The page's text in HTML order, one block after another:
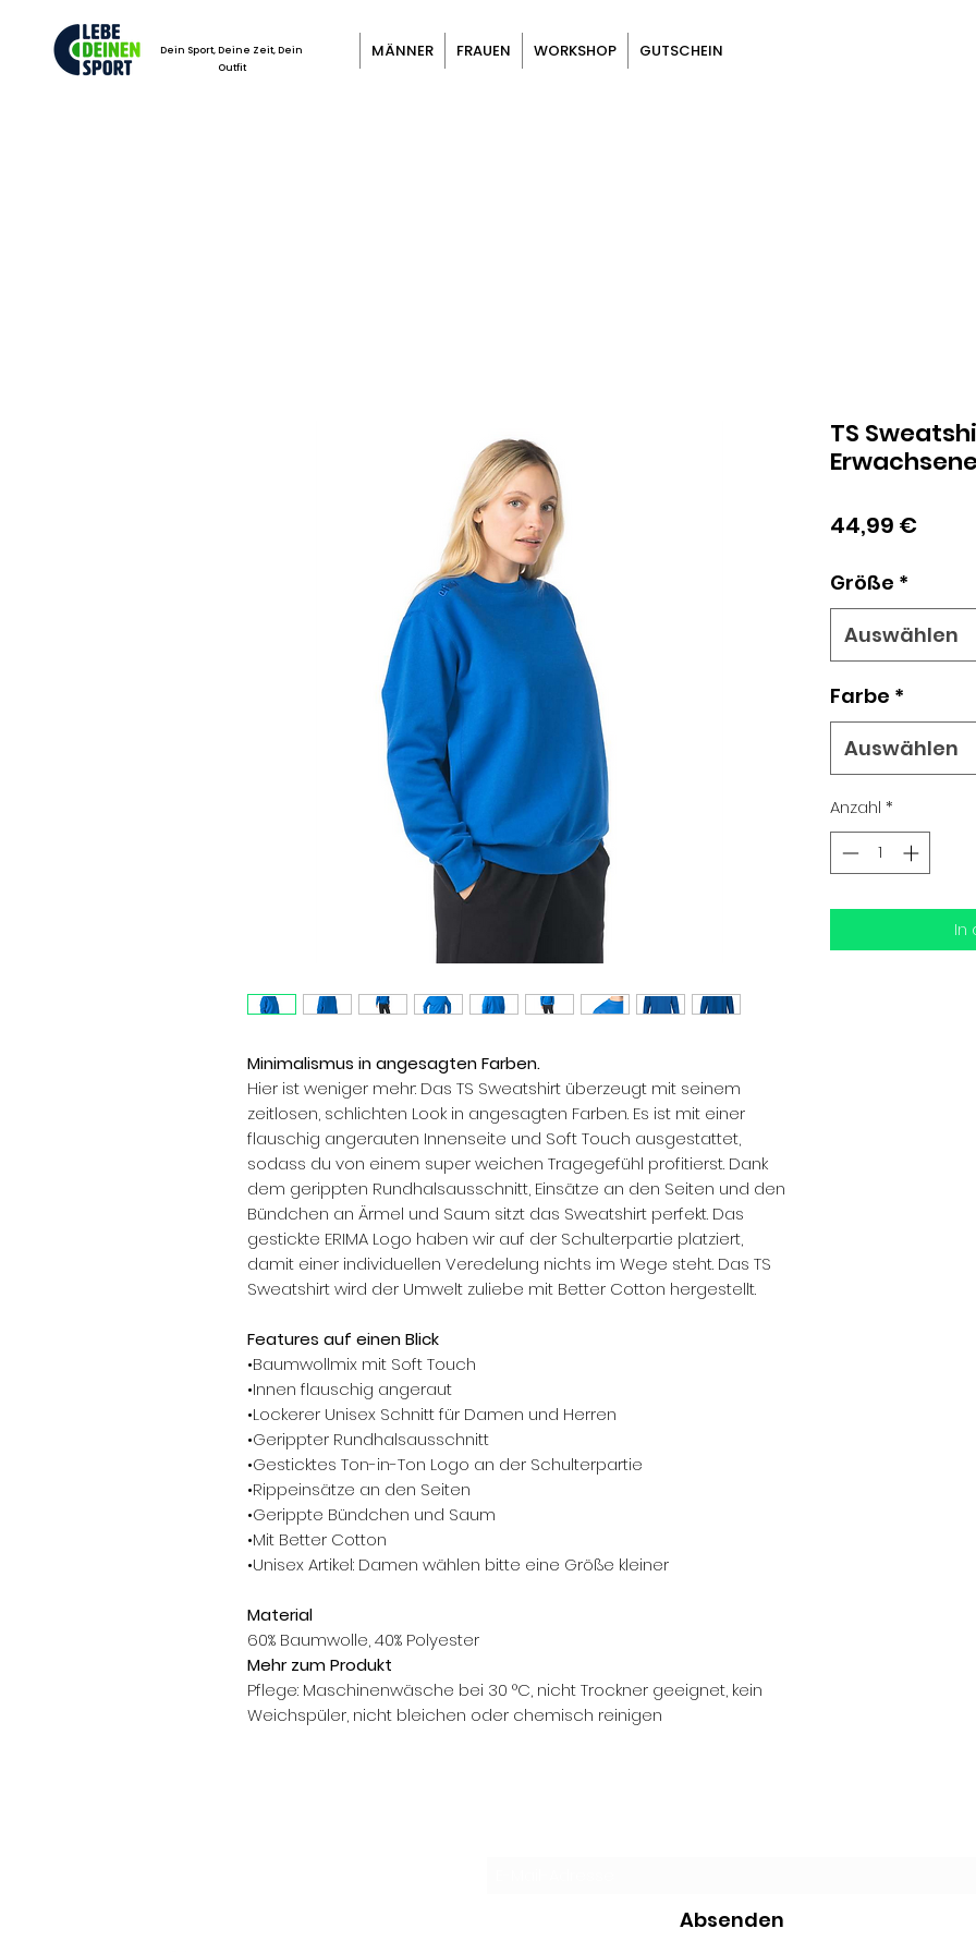
Dein Sport, Deine Zeit, Dein
Outfit
MÄNNER FRAUEN WORKSHOP GUTSCHEIN
Minimalismus in angesagten Farben.
Hier ist weniger mehr: Das TS Sweatshirt überzeugt mit seinem
zeitlosen, schlichten Look in angesagten Farben. Es ist mit einer
flauschig angerauten Innenseite und Soft Touch ausgestattet,
sodass du von einem super weichen Tragegefühl profitierst. Dank
dem gerippten Rundhalsausschnitt, Einsätze an den Seiten und den
Bündchen an Ärmel und Saum sitzt das Sweatshirt perfekt. Das
gestickte ERIMA Logo haben wir auf der Schulterpartie platziert,
damit einer individuellen Veredelung nichts im Wege steht. Das TS
Sweatshirt wird der Umwelt zuliebe mit Better Cotton hergestellt.
Features auf einen Blick
•Baumwollmix mit Soft Touch
•Innen flauschig angeraut
•Lockerer Unisex Schnitt für Damen und Herren
•Gerippter Rundhalsausschnitt
•Gesticktes Ton-in-Ton Logo an der Schulterpartie
•Rippeinsätze an den Seiten
•Gerippte Bündchen und Saum
•Mit Better Cotton
•Unisex Artikel: Damen wählen bitte eine Größe kleiner
Material
60% Baumwolle, 40% Polyester
Mehr zum Produkt
Pflege: Maschinenwäsche bei 30 °C, nicht Trockner geeignet, kein
Weichspüler, nicht bleichen oder chemisch reinigen
TS
44,99 €Preis
Größe *
Auswählen
Farbe *
Auswählen
Anzahl *
In
Absenden